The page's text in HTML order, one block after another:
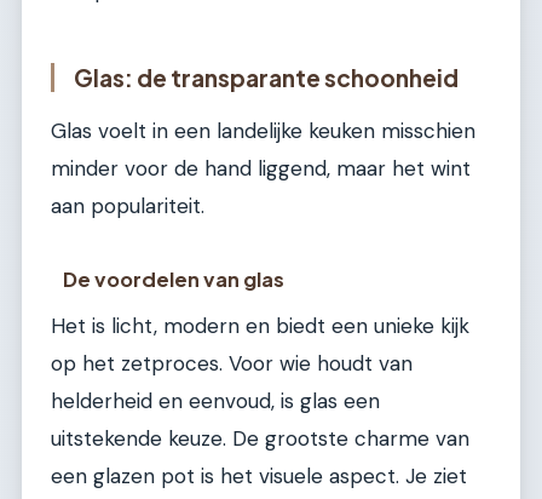
Glas: de transparante schoonheid
Glas voelt in een landelijke keuken misschien
minder voor de hand liggend, maar het wint
aan populariteit.
De voordelen van glas
Het is licht, modern en biedt een unieke kijk
op het zetproces. Voor wie houdt van
helderheid en eenvoud, is glas een
uitstekende keuze. De grootste charme van
een glazen pot is het visuele aspect. Je ziet